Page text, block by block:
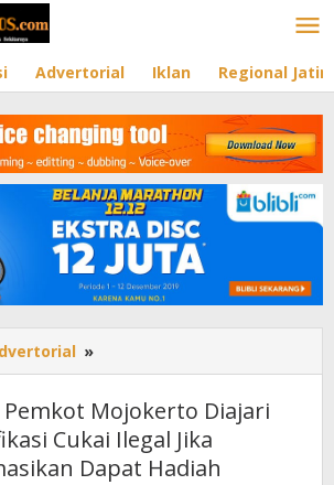
Advertorial Iklan Regional Jatim
»
Media
Pemkot
Mojokerto
Diajari
Mengidentifikasi
Mojokerto Diajari
Cukai Ilegal Jika
Dapat Hadiah